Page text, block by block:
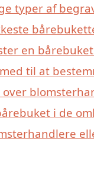
typer af
en
til at
i de